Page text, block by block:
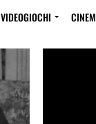
VIDEOGIOCHI